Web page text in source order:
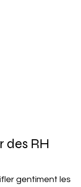
RH
gentiment les